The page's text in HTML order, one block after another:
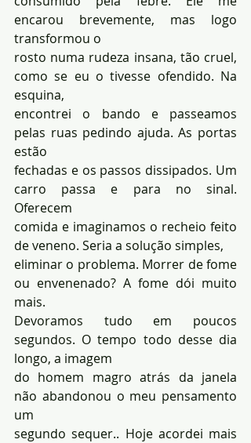
encarou brevemente, mas logo
transformou o
rosto numa rudeza insana, tão cruel,
como se eu o tivesse ofendido. Na
esquina,
encontrei o bando e passeamos
pelas ruas pedindo ajuda. As portas
estão
fechadas e os passos dissipados. Um
carro passa e para no sinal.
Oferecem
comida e imaginamos o recheio feito
de veneno. Seria a solução simples,
eliminar o problema. Morrer de fome
ou envenenado? A fome dói muito
mais.
Devoramos tudo em poucos
segundos. O tempo todo desse dia
longo, a imagem
do homem magro atrás da janela
não abandonou o meu pensamento
um
segundo sequer.. Hoje acordei mais